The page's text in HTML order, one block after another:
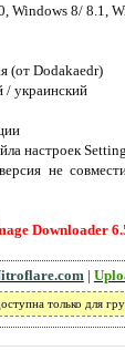
Windows 8/ 8.1,
(от Dodakaedr)
/ украинский
настроек
не
Downloader
|
только для